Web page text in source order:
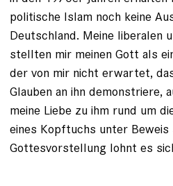
politische Islam noch keine
Deutschland. Meine liberalen
stellten mir meinen Gott als
der von mir nicht erwartet,
Glauben an ihn demonstriere,
meine Liebe zu ihm rund um
eines Kopftuchs unter
Gottesvorstellung lohnt es